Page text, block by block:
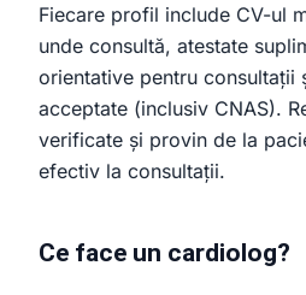
Fiecare profil include CV-ul
unde consultă, atestate
orientative pentru consultații
acceptate (inclusiv CNAS).
verificate și provin de la
efectiv la consultații.
Ce face un cardiolog?